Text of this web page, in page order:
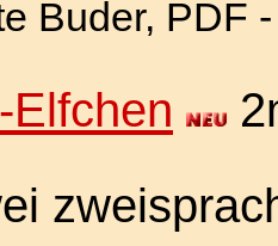
Buder, PDF
Elfchen